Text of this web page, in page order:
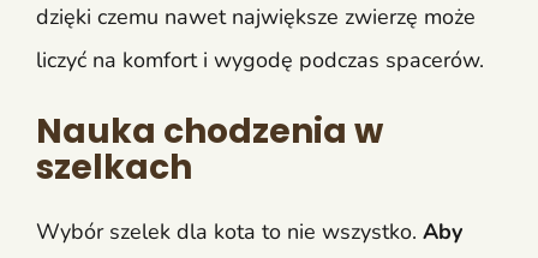
dzięki czemu nawet największe zwierzę może
liczyć na komfort i wygodę podczas spacerów.
Nauka chodzenia w
szelkach
Wybór szelek dla kota to nie wszystko. Aby